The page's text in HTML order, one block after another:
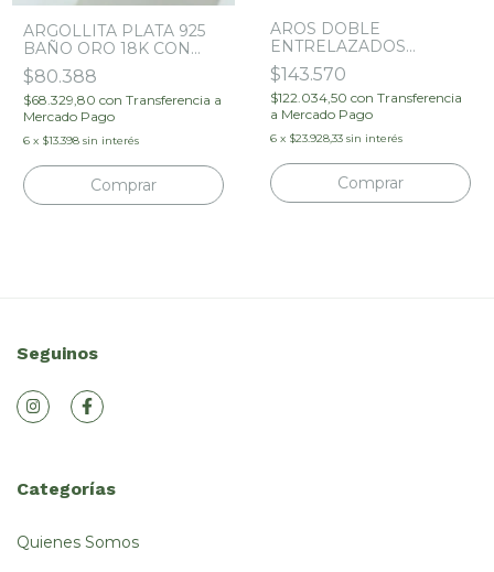
ARGOLLITA PLATA 925
BAÑO ORO 18K CON
PERLA SINTETICA -
CREO JOYAS
$80.388
$68.329,80 con Transferencia a
Mercado Pago
6 x $13.398 sin interés
AROS DOBLE
ENTRELAZADOS
DORADOS PAVE - PLATA
925 - CREO JOYAS
$143.570
$122.034,50 con Transferencia
a Mercado Pago
6 x $23.928,33 sin interés
Seguinos
Categorías
Quienes Somos